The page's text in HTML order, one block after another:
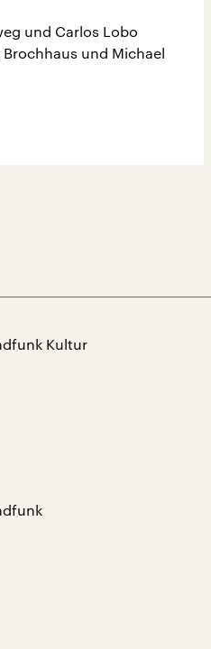
und Carlos Lobo
und Michael
Kultur